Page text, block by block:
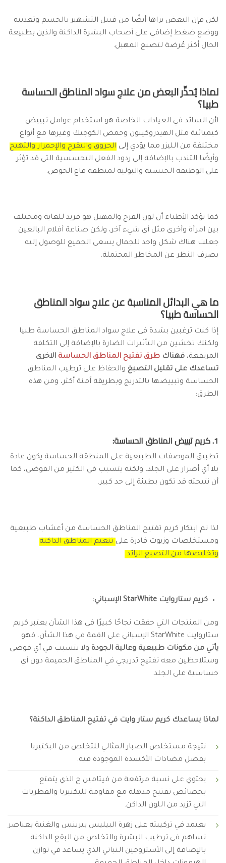
لكن فإن البعض يراها أيضًا من قبيل التشهير بالجسم وتعذيبه
ووضع ضغط إضافي على أصحاب البشرة الداكنة والذين بطبيعة
الحال أكثر عُرضة لتصبغ المهبل.
لماذا يُحذِّر البعض من علاج سواد المناطق الحساسة
طبيا؟
لأن السائد في العيادات الخاصة هو استخدام عوامل تبييض
كيميائية مثل الهيدروكينون وحمض الكوجيك وغيرها مع أنواع
مختلفة من الليزر مما يؤدي إلى الحروق والتقرح والإحمرار والتهيج
وأيضًا التندب بالإضافة إلى ردود الفعل التحسسية التي قد تؤثر
على الوظيفة الجنسية والبولية لمنطقة قاع الحوض.
كما يؤكد الأطباء أن لون الفرج والمهبل هو فريد للغاية ومختلف
بين امرأة وأخرى مثل أي شيء آخر، ولكن صناعة أفلام البالغين
جعلت هناك شكل واحد للجمال يسعى الجميع للوصول إليه
بصرف النظر عن المخاطر المحتملة.
ما هي البدائل المناسبة عن علاج سواد المناطق
الحساسة طبيا؟
إذا كنت ترغبين بشدة في علاج سواد المناطق الحساسة طبيا
ولكنك تخشين من التأثيرات الضارة بالإضافة إلى التكلفة
المرتفعة، فهناك طرق تفتيح المناطق الحساسة الاخرى
تساعدك على تقليل التصبغ والحفاظ على ترطيب المناطق
الحساسة وتبييضها بالتدريج وبطريقة آمنة أكثر، ومن هذه
الطرق:
1. كريم تبييض المناطق الحساسة:
تطبيق الموصفات الطبيعية على المنطقة الحساسة يكون عادة
بلا أي أضرار على الجلد، ولكنه يتسبب في الكثير من الفوضى، كما
أن نتيجته قد تكون بطيئة إلى حد كبير.
لذا تم ابتكار كريم تفتيح المناطق الحساسة من أعشاب طبيعية
ومستخلصات وزيوت قادرة على تنعيم المناطق الداكنة
وتخليصها من التصبغ الزائد.
كريم ستاروايت StarWhite الإسباني:
ومن المنتجات التي حققت نجاحًا كبيرًا في هذا الشأن يعتبر كريم
ستاروايت StarWhite الإسباني على القمة في هذا الشأن، فهو
يأتي من مكونات طبيعية وعالية الجودة ولا يتسبب في أي فوضى
وستلاحظين معه تفتيح تدريجي في المناطق الحميمة دون أي
حساسية على الجلد.
لماذا يساعدك كريم ستار وايت في تفتيح المناطق الداكنة؟
نتيجة مستخلص الصبار المثالي للتخلص من البكتيريا
بفضل مضادات الأكسدة الموجودة فيه.
يحتوي على نسبة مرتفعة من فيتامين ج الذي يتمتع
بخصائص تفتيح مذهلة مع مقاومة للبكتيريا والفطريات
التي تزيد من اللون الداكن.
يعتمد في تركيبته على زهرة البيليس بيرينس والغنية بعناصر
تساهم في ترطيب البشرة والتخلص من البقع الداكنة
بالإضافة إلى الأستروجين النباتي الذي يساعد في توازن